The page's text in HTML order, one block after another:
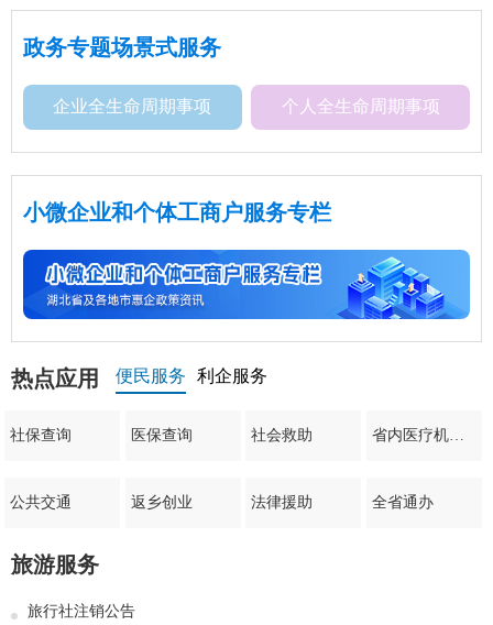
政务专题场景式服务
企业全生命周期事项 个人全生命周期事项
小微企业和个体工商户服务专栏
热点应用 便民服务 利企服务
社保查询 医保查询 社会救助 省内医疗机构查询
公共交通 返乡创业 法律援助 全省通办
旅游服务
旅行社注销公告